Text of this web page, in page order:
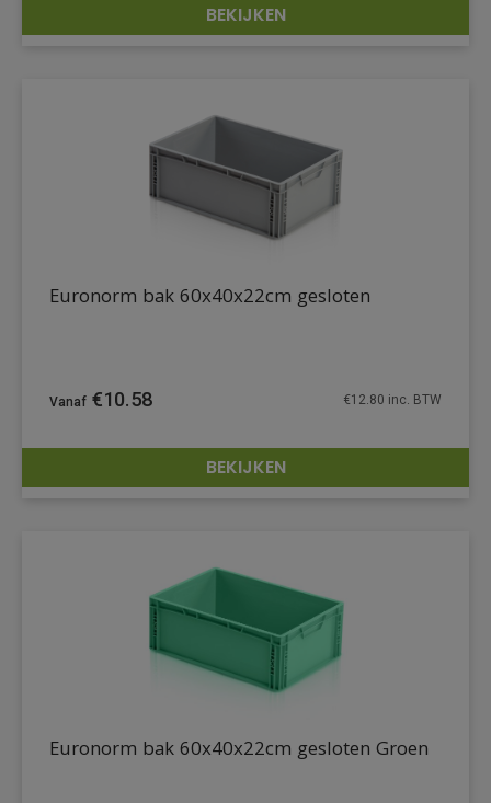
DETAILS
BEKIJKEN
DETAILS
Euronorm bak 60x40x22cm gesloten
€10.58 €12.80 inc. BTW
BEKIJKEN
Euronorm bak 60x40x22cm gesloten Groen